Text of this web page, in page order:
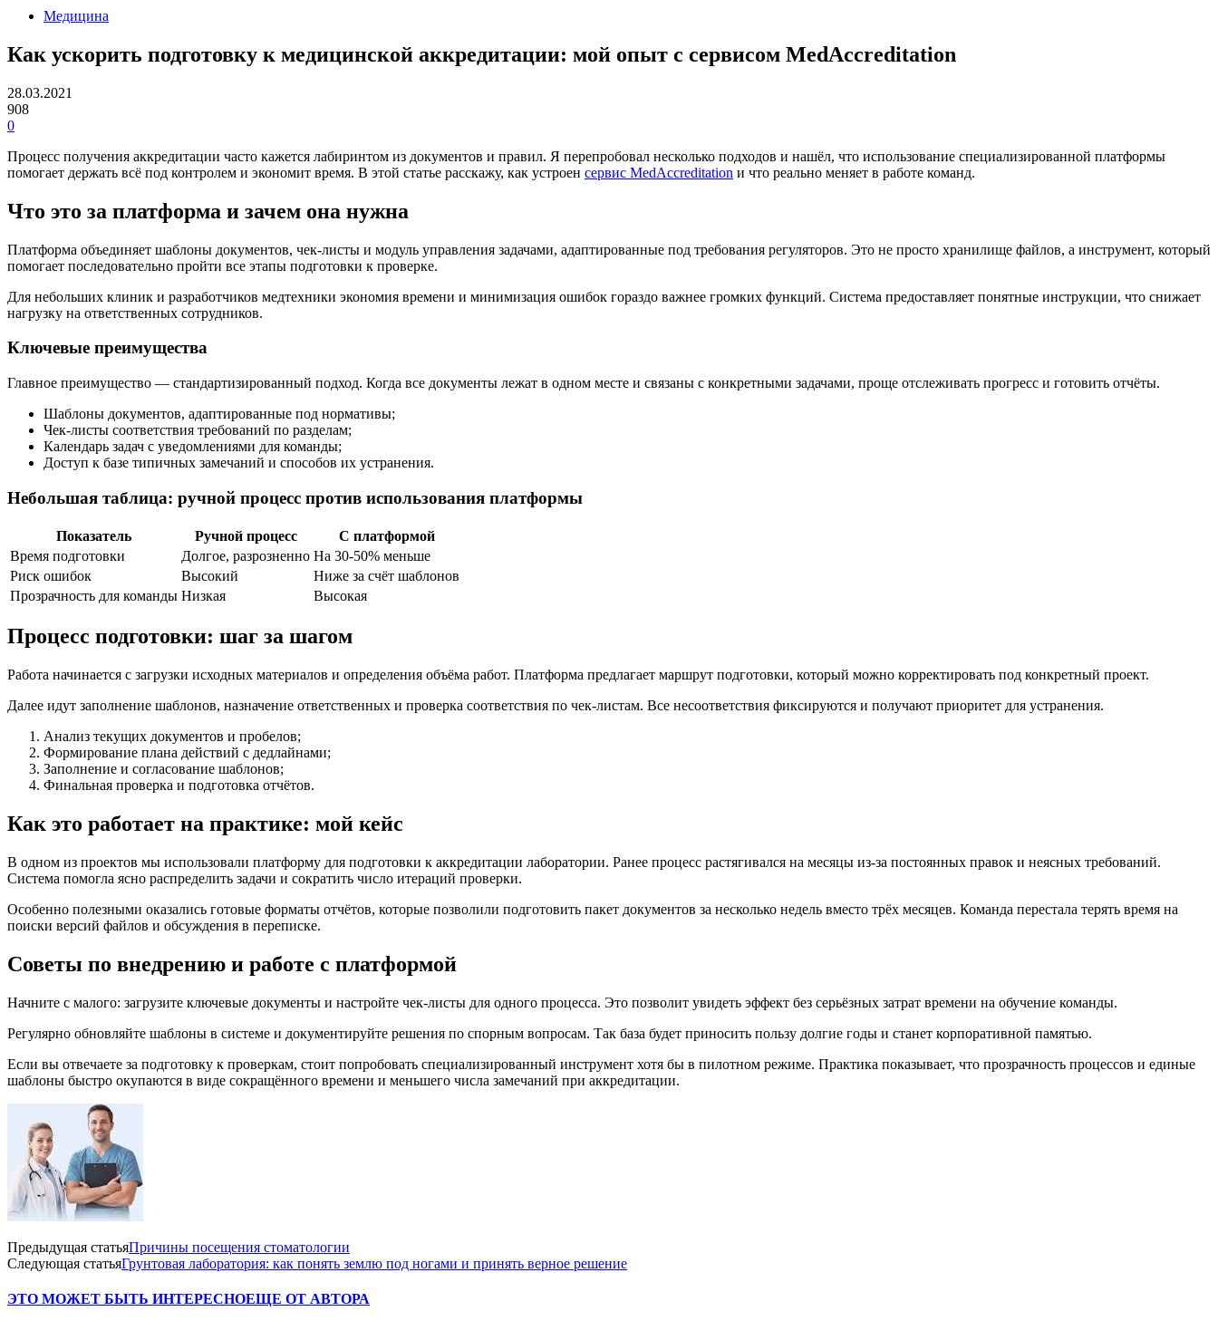
Медицина
Как ускорить подготовку к медицинской аккредитации: мой опыт с сервисом MedAccreditation
28.03.2021
908
0
Процесс получения аккредитации часто кажется лабиринтом из документов и правил. Я перепробовал несколько подходов и нашёл, что использование специализированной платформы
помогает держать всё под контролем и экономит время. В этой статье расскажу, как устроен сервис MedAccreditation и что реально меняет в работе команд.
Что это за платформа и зачем она нужна
Платформа объединяет шаблоны документов, чек-листы и модуль управления задачами, адаптированные под требования регуляторов. Это не просто хранилище файлов, а инструмент, который
помогает последовательно пройти все этапы подготовки к проверке.
Для небольших клиник и разработчиков медтехники экономия времени и минимизация ошибок гораздо важнее громких функций. Система предоставляет понятные инструкции, что снижает
нагрузку на ответственных сотрудников.
Ключевые преимущества
Главное преимущество — стандартизированный подход. Когда все документы лежат в одном месте и связаны с конкретными задачами, проще отслеживать прогресс и готовить отчёты.
Шаблоны документов, адаптированные под нормативы;
Чек-листы соответствия требований по разделам;
Календарь задач с уведомлениями для команды;
Доступ к базе типичных замечаний и способов их устранения.
Небольшая таблица: ручной процесс против использования платформы
Показатель Ручной процесс
С платформой
Время подготовки
Долгое, разрозненно На 30-50% меньше
Риск ошибок
Высокий
Ниже за счёт шаблонов
Прозрачность для команды Низкая Высокая
Процесс подготовки: шаг за шагом
Работа начинается с загрузки исходных материалов и определения объёма работ. Платформа предлагает маршрут подготовки, который можно корректировать под конкретный проект.
Далее идут заполнение шаблонов, назначение ответственных и проверка соответствия по чек-листам. Все несоответствия фиксируются и получают приоритет для устранения.
Анализ текущих документов и пробелов;
Формирование плана действий с дедлайнами;
Заполнение и согласование шаблонов;
Финальная проверка и подготовка отчётов.
Как это работает на практике: мой кейс
В одном из проектов мы использовали платформу для подготовки к аккредитации лаборатории. Ранее процесс растягивался на месяцы из-за постоянных правок и неясных требований.
Система помогла ясно распределить задачи и сократить число итераций проверки.
Особенно полезными оказались готовые форматы отчётов, которые позволили подготовить пакет документов за несколько недель вместо трёх месяцев. Команда перестала терять время на
поиски версий файлов и обсуждения в переписке.
Советы по внедрению и работе с платформой
Начните с малого: загрузите ключевые документы и настройте чек-листы для одного процесса. Это позволит увидеть эффект без серьёзных затрат времени на обучение команды.
Регулярно обновляйте шаблоны в системе и документируйте решения по спорным вопросам. Так база будет приносить пользу долгие годы и станет корпоративной памятью.
Если вы отвечаете за подготовку к проверкам, стоит попробовать специализированный инструмент хотя бы в пилотном режиме. Практика показывает, что прозрачность процессов и единые
шаблоны быстро окупаются в виде сокращённого времени и меньшего числа замечаний при аккредитации.
Предыдущая статьяПричины посещения стоматологии
Следующая статьяГрунтовая лаборатория: как понять землю под ногами и принять верное решение
ЭТО МОЖЕТ БЫТЬ ИНТЕРЕСНОЕЩЕ ОТ АВТОРА